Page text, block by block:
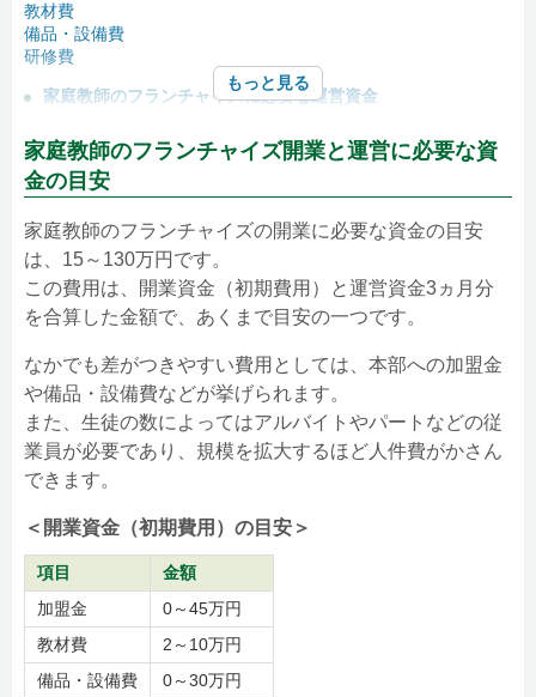
教材費
備品・設備費
研修費
家庭教師のフランチャイズに必要な運営資金
消耗品費や雑費
広告宣伝費
ロイヤリティ
家庭教師のフランチャイズのキャッシュフローシミュレーショ
ン
家庭教師のフランチャイズの関連記事
もっと見る
家庭教師のフランチャイズ開業と運営に必要な資
金の目安
家庭教師のフランチャイズの開業に必要な資金の目安
は、15～130万円です。
この費用は、開業資金（初期費用）と運営資金3ヵ月分
を合算した金額で、あくまで目安の一つです。
なかでも差がつきやすい費用としては、本部への加盟金
や備品・設備費などが挙げられます。
また、生徒の数によってはアルバイトやパートなどの従
業員が必要であり、規模を拡大するほど人件費がかさん
できます。
＜開業資金（初期費用）の目安＞
項目
金額
加盟金
0～45万円
教材費
2～10万円
備品・設備費
0～30万円